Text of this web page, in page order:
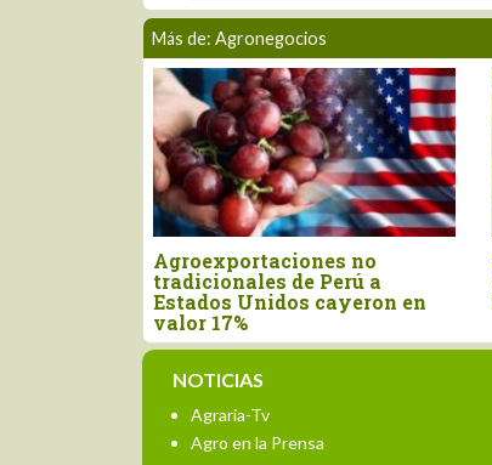
Más de: Agronegocios
Agroexportaciones no
tradicionales de Perú a
Estados Unidos cayeron en
valor 17%
NOTICIAS
Agraria-Tv
Agro en la Prensa